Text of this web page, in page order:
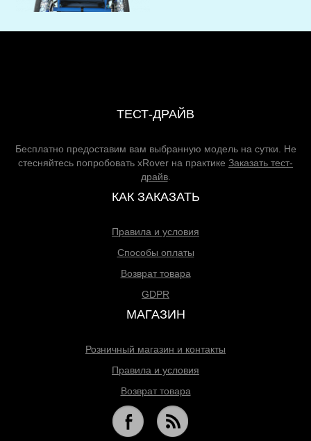
ТЕСТ-ДРАЙВ
Бесплатно предоставим вам выбранную модель на сутки. Не
стесняйтесь попробовать xRover на практике Заказать тест-
драйв.
КАК ЗАКАЗАТЬ
Правила и условия
Способы оплаты
Возврат товара
GDPR
МАГАЗИН
Розничный магазин и контакты
Правила и условия
Возврат товара